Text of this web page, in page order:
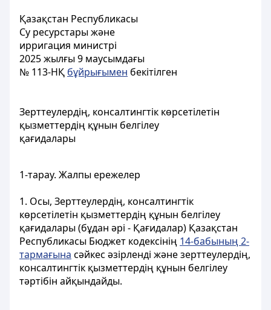
Қазақстан Республикасы
Су ресурстары және
ирригация министрі
2025 жылғы 9 маусымдағы
№ 113-НҚ бұйрығымен бекітілген
Зерттеулердің, консалтингтік көрсетілетін
қызметтердің құнын белгілеу
қағидалары
1-тарау. Жалпы ережелер
1. Осы, Зерттеулердің, консалтингтік
көрсетілетін қызметтердің құнын белгілеу
қағидалары (бұдан әрі - Қағидалар) Қазақстан
Республикасы Бюджет кодексінің 14-бабының 2-
тармағына сәйкес әзірленді және зерттеулердің,
консалтингтік қызметтердің құнын белгілеу
тәртібін айқындайды.